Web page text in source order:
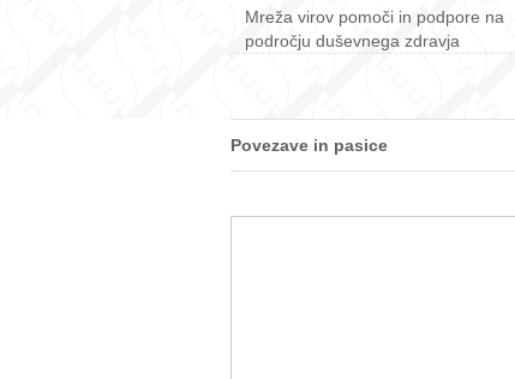
Mreža virov pomoči in podpore na
področju duševnega zdravja
Povezave in pasice